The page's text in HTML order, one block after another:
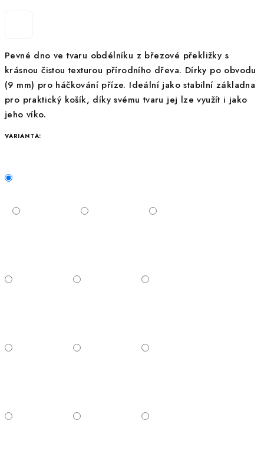
Pevné dno ve tvaru obdélníku z březové překližky s
krásnou čistou texturou přírodního dřeva. Dírky po obvodu
(9 mm) pro háčkování příze. Ideální jako stabilní základna
pro praktický košík, díky svému tvaru jej lze využít i jako
jeho víko.
VARIANTA: